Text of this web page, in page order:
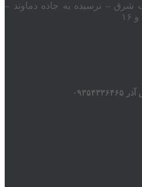
شرق – نرسیده به جاده دماوند –